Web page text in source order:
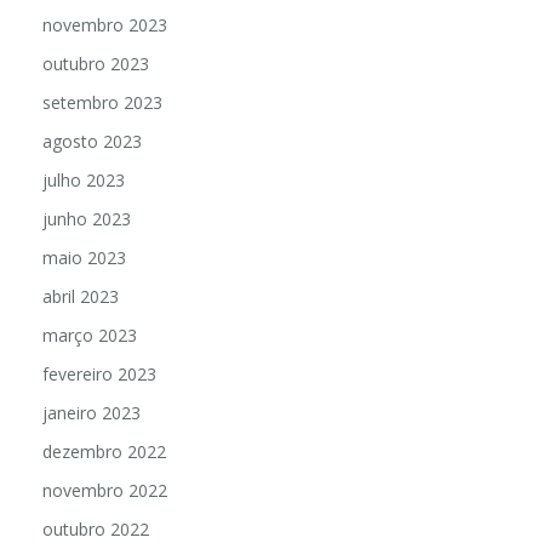
novembro 2023
outubro 2023
setembro 2023
agosto 2023
julho 2023
junho 2023
maio 2023
abril 2023
março 2023
fevereiro 2023
janeiro 2023
dezembro 2022
novembro 2022
outubro 2022